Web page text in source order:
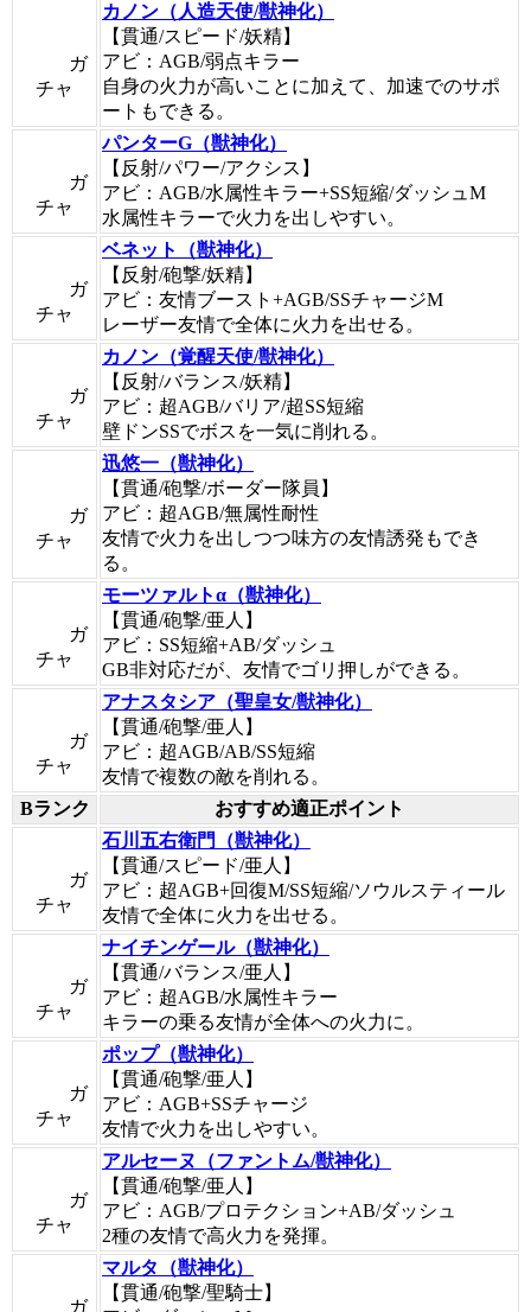
ガ
チャ
カノン（人造天使/獣神化）
【貫通/スピード/妖精】
アビ：AGB/弱点キラー
自身の火力が高いことに加えて、加速でのサポ
ートもできる。
ガ
チャ
パンターG（獣神化）
【反射/パワー/アクシス】
アビ：AGB/水属性キラー+SS短縮/ダッシュM
水属性キラーで火力を出しやすい。
ガ
チャ
ベネット（獣神化）
【反射/砲撃/妖精】
アビ：友情ブースト+AGB/SSチャージM
レーザー友情で全体に火力を出せる。
ガ
チャ
カノン（覚醒天使/獣神化）
【反射/バランス/妖精】
アビ：超AGB/バリア/超SS短縮
壁ドンSSでボスを一気に削れる。
ガ
チャ
迅悠一（獣神化）
【貫通/砲撃/ボーダー隊員】
アビ：超AGB/無属性耐性
友情で火力を出しつつ味方の友情誘発もでき
る。
ガ
チャ
モーツァルトα（獣神化）
【貫通/砲撃/亜人】
アビ：SS短縮+AB/ダッシュ
GB非対応だが、友情でゴリ押しができる。
ガ
チャ
アナスタシア（聖皇女/獣神化）
【貫通/砲撃/亜人】
アビ：超AGB/AB/SS短縮
友情で複数の敵を削れる。
Bランク
おすすめ適正ポイント
ガ
チャ
石川五右衛門（獣神化）
【貫通/スピード/亜人】
アビ：超AGB+回復M/SS短縮/ソウルスティール
友情で全体に火力を出せる。
ガ
チャ
ナイチンゲール（獣神化）
【貫通/バランス/亜人】
アビ：超AGB/水属性キラー
キラーの乗る友情が全体への火力に。
ガ
チャ
ポップ（獣神化）
【貫通/砲撃/亜人】
アビ：AGB+SSチャージ
友情で火力を出しやすい。
ガ
チャ
アルセーヌ（ファントム/獣神化）
【貫通/砲撃/亜人】
アビ：AGB/プロテクション+AB/ダッシュ
2種の友情で高火力を発揮。
ガ
マルタ（獣神化）
【貫通/砲撃/聖騎士】